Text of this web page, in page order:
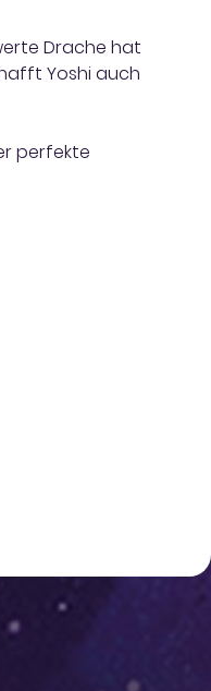
Drache hat
Yoshi auch
perfekte